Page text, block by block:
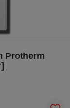
Protherm